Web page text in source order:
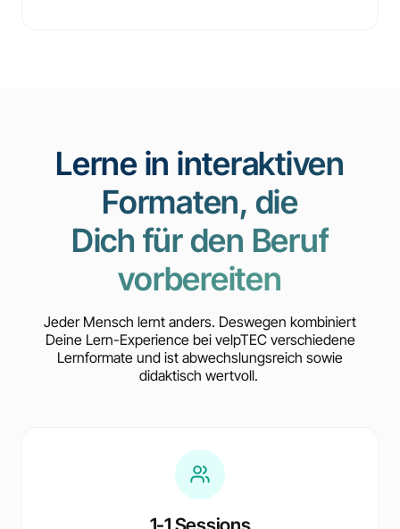
Lerne in interaktiven
Formaten, die
Dich für den Beruf
vorbereiten
Jeder Mensch lernt anders. Deswegen kombiniert
Deine Lern-Experience bei velpTEC verschiedene
Lernformate und ist abwechslungsreich sowie
didaktisch wertvoll.